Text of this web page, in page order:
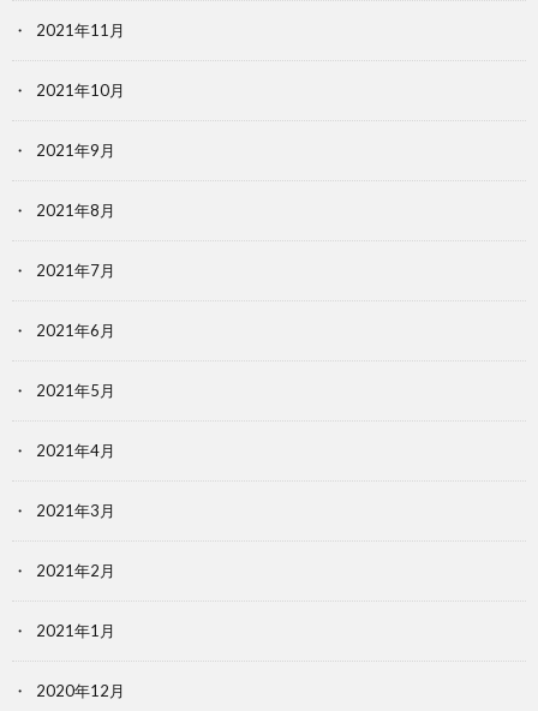
2021年11月
2021年10月
2021年9月
2021年8月
2021年7月
2021年6月
2021年5月
2021年4月
2021年3月
2021年2月
2021年1月
2020年12月